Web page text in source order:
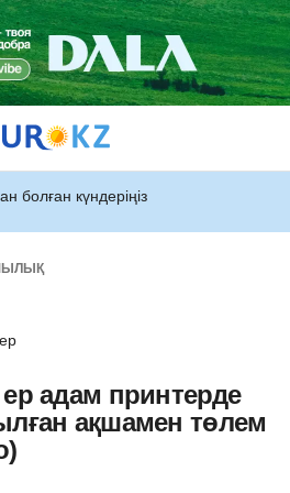
болған күндеріңіз
адам принтерде
ақшамен төлем